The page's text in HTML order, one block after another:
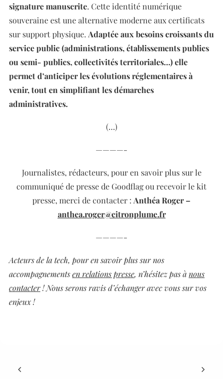
signature manuscrite. Cette identité numérique
souveraine est une alternative moderne aux certificats
sur support physique. Adaptée aux besoins croissants du
service public (administrations, établissements publics
ou semi- publics, collectivités territoriales…) elle
permet d’anticiper les évolutions réglementaires à
venir, tout en simplifiant les démarches
administratives.
(…)
————-
Journalistes, rédacteurs, pour en savoir plus sur le
communiqué de presse de Goodflag ou recevoir le kit
presse, merci de contacter : Anthéa Roger –
anthea.roger@citronplume.fr
————-
Acteurs de la tech, pour en savoir plus sur nos
accompagnementsen relations presse, n’hésitez pas ànous
contacter! Nous serons ravis d’échanger avec vous sur vos
enjeux !